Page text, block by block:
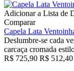
Adicionar a Lista de
Comparar
Capela Lata
Deslumbre-se cada
carcaça cromada
R$ 725,90 R$ 512,40